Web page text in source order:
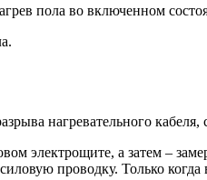
пола во включенном
нагревательного кабеля,
электрощите, а затем –
проводку. Только